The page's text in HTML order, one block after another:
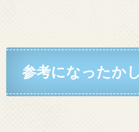
参考になったか